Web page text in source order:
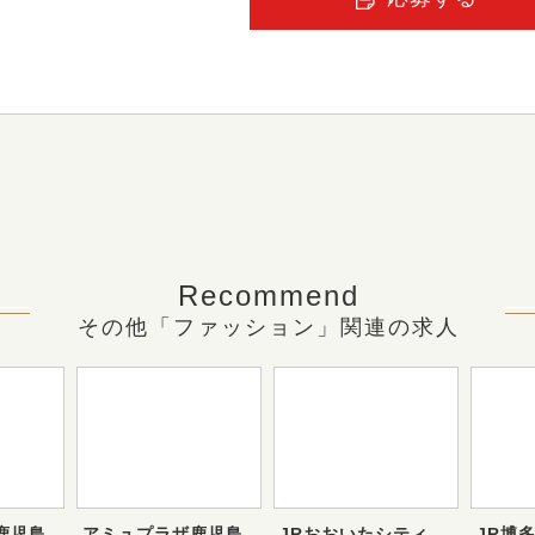
Recommend
その他「ファッション」関連の求人